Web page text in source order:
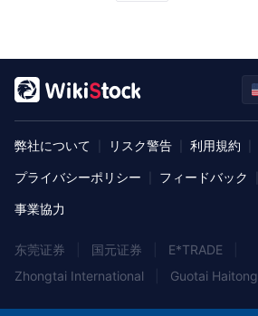
弊社について リスク警告 利用規約
プライバシーポリシー フィードバック
事業協力
东莞证券 国元证券 E*TRADE
Zhongtai International
Guotai Haitong